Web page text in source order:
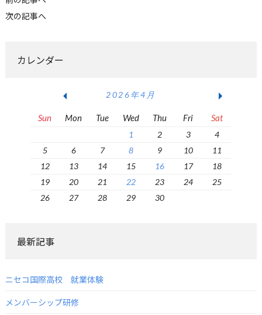
次の記事へ
カレンダー
2026年4月
Sun Mon Tue Wed Thu Fri Sat
1 2 3
4
5
6 7 8 9 10
11
12
13 14 15 16 17
18
19
20 21 22 23 24
25
26
27 28 29 30
最新記事
ニセコ国際高校 就業体験
メンバーシップ研修